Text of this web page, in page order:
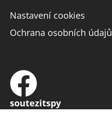
Nastavení cookies
Ochrana osobních údajů
soutezitspy